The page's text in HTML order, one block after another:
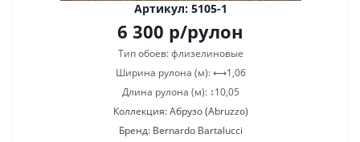
Артикул: 5105-1
6 300 р/рулон
Тип обоев: флизелиновые
Ширина рулона (м): ⟷1,06
Длина рулона (м): ↕10,05
Коллекция: Абрузо (Abruzzo)
Бренд: Bernardo Bartalucci